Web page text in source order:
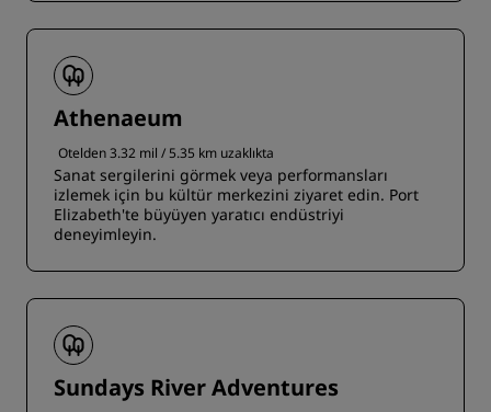
Athenaeum
Otelden 3.32 mil / 5.35 km uzaklıkta
Sanat sergilerini görmek veya performansları
izlemek için bu kültür merkezini ziyaret edin. Port
Elizabeth'te büyüyen yaratıcı endüstriyi
deneyimleyin.
Sundays River Adventures